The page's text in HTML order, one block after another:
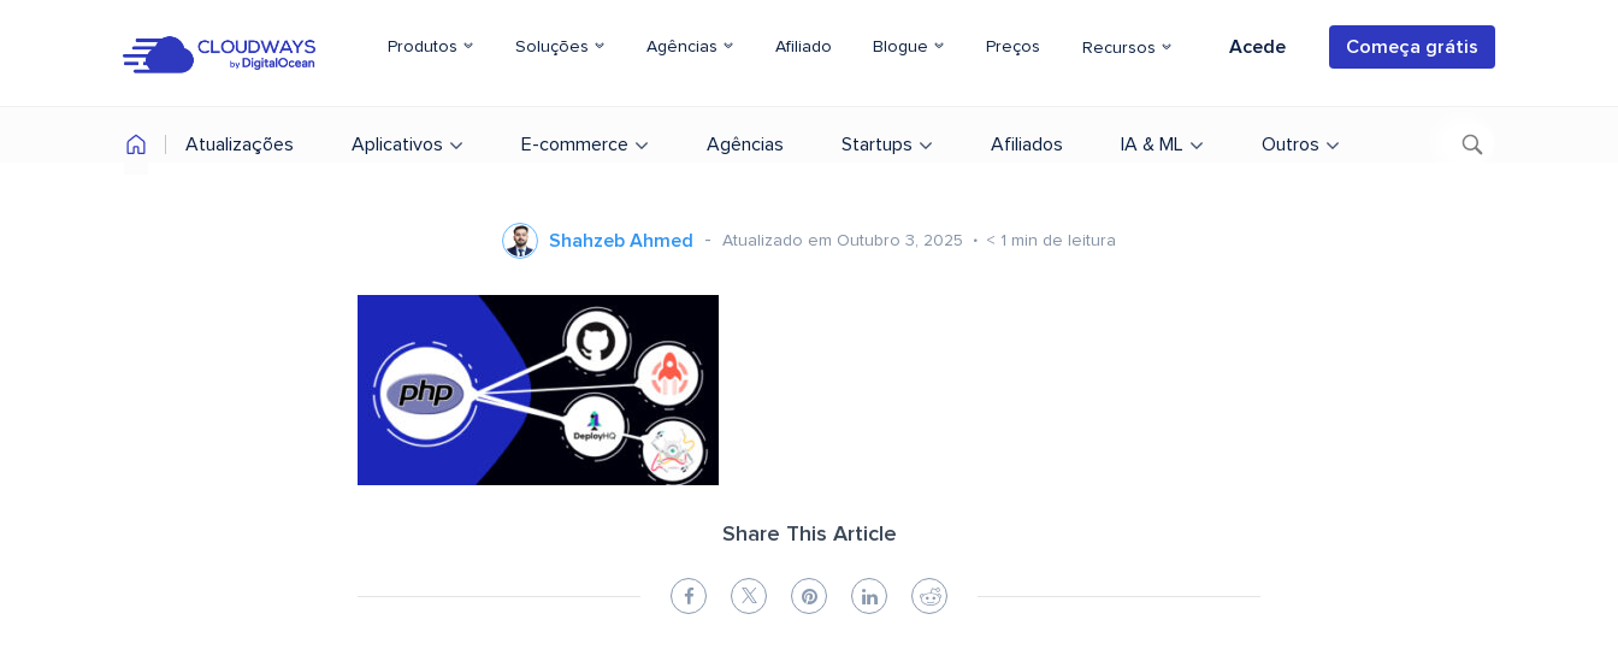
Produtos Soluções Agências Afiliado Blogue Preços Recursos Acede Começa grátis
Atualizações Aplicativos E-commerce Agências Startups Afiliados IA & ML Outros
Shahzeb Ahmed Atualizado em Outubro 3, 2025 < 1 min de leitura
Share This Article